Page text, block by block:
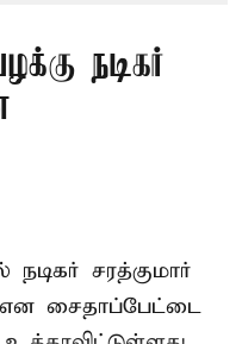
நடிகர்
சரத்குமார்
சைதாப்பேட்டை